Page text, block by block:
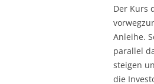
Der Kurs
Anleihe.
parallel
steigen
die